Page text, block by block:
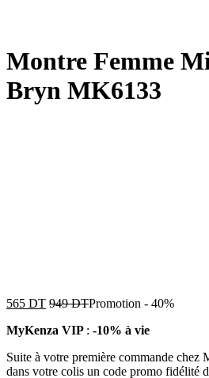
Montre Femme
Bryn MK6133
565 DT 949DTPromotion - 40%
MyKenza VIP : -10% à vie
Suite à votre première commande chez
dans votre colis un code promo fidélité